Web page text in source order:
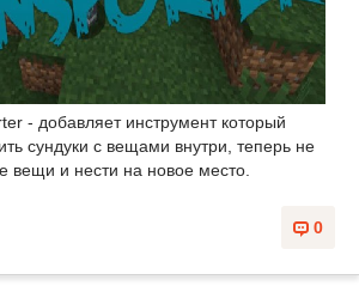
- добавляет инструмент который
сундуки с вещами внутри, теперь не
вещи и нести на новое место.
0